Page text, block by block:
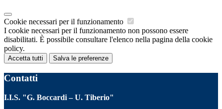
Cookie necessari per il funzionamento
I cookie necessari per il funzionamento non possono essere
disabilitati. È possibile consultare l'elenco nella pagina della cookie
policy.
Accetta tutti Salva le preferenze
Contatti
I.I.S. "G. Boccardi – U. Tiberio"